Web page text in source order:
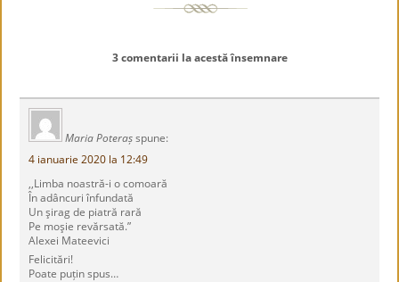
3 comentarii la acestă însemnare
Maria Poteraș spune:
4 ianuarie 2020 la 12:49
,,Limba noastră-i o comoară
În adâncuri înfundată
Un şirag de piatră rară
Pe moşie revărsată.”
Alexei Mateevici
Felicitări!
Poate puțin spus…